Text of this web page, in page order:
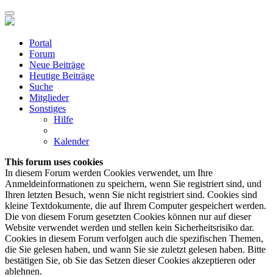
Portal
Forum
Neue Beiträge
Heutige Beiträge
Suche
Mitglieder
Sonstiges
Hilfe
Kalender
This forum uses cookies
In diesem Forum werden Cookies verwendet, um Ihre
Anmeldeinformationen zu speichern, wenn Sie registriert sind, und
Ihren letzten Besuch, wenn Sie nicht registriert sind. Cookies sind
kleine Textdokumente, die auf Ihrem Computer gespeichert werden.
Die von diesem Forum gesetzten Cookies können nur auf dieser
Website verwendet werden und stellen kein Sicherheitsrisiko dar.
Cookies in diesem Forum verfolgen auch die spezifischen Themen,
die Sie gelesen haben, und wann Sie sie zuletzt gelesen haben. Bitte
bestätigen Sie, ob Sie das Setzen dieser Cookies akzeptieren oder
ablehnen.